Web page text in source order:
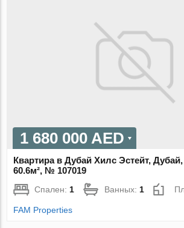
1 680 000 AED
Квартира в Дубай Хилс Эстейт,
60.6м², № 107019
Спален: 1 Ванных: 1
FAM Properties